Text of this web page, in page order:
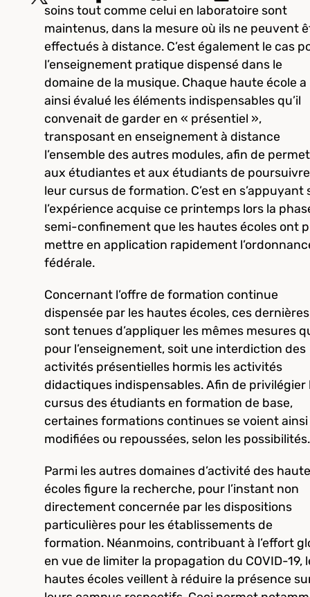
soins tout comme celui en laboratoire sont
maintenus, dans la mesure où ils ne peuvent
effectués à distance. C’est également le cas
l’enseignement pratique dispensé dans le
domaine de la musique. Chaque haute école a
ainsi évalué les éléments indispensables qu’il
convenait de garder en « présentiel »,
transposant en enseignement à distance
l’ensemble des autres modules, afin de
aux étudiantes et aux étudiants de poursuivre
leur cursus de formation. C’est en s’appuyant
l’expérience acquise ce printemps lors la
semi-confinement que les hautes écoles ont
mettre en application rapidement
fédérale.
Concernant l’offre de formation continue
dispensée par les hautes écoles, ces dernières
sont tenues d’appliquer les mêmes mesures
pour l’enseignement, soit une interdiction des
activités présentielles hormis les activités
didactiques indispensables. Afin de privilégier
cursus des étudiants en formation de base,
certaines formations continues se voient ainsi
modifiées ou repoussées, selon les possibilités.
Parmi les autres domaines d’activité des
écoles figure la recherche, pour l’instant non
directement concernée par les dispositions
particulières pour les établissements de
formation. Néanmoins, contribuant à l’effort
en vue de limiter la propagation du COVID-19,
hautes écoles veillent à réduire la présence